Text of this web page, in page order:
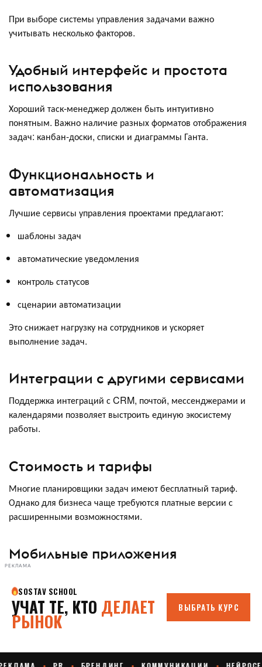
При выборе системы управления задачами важно
учитывать несколько факторов.
Удобный интерфейс и простота
использования
Хороший таск-менеджер должен быть интуитивно
понятным. Важно наличие разных форматов отображения
задач: канбан-доски, списки и диаграммы Ганта.
Функциональность и
автоматизация
Лучшие сервисы управления проектами предлагают:
шаблоны задач
автоматические уведомления
контроль статусов
сценарии автоматизации
Это снижает нагрузку на сотрудников и ускоряет
выполнение задач.
Интеграции с другими сервисами
Поддержка интеграций с CRM, почтой, мессенджерами и
календарями позволяет выстроить единую экосистему
работы.
Стоимость и тарифы
Многие планировщики задач имеют бесплатный тариф.
Однако для бизнеса чаще требуются платные версии с
расширенными возможностями.
Мобильные приложения
РЕКЛАМА